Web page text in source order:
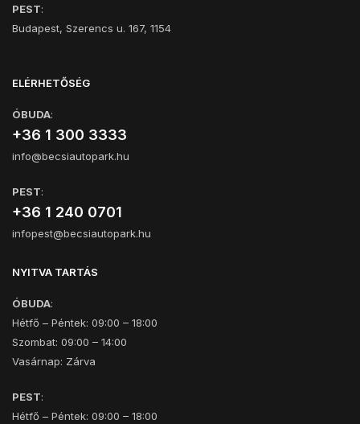
PEST:
Budapest, Szerencs u. 167, 1154
ELÉRHETŐSÉG
ÓBUDA:
+36 1 300 3333
info@becsiautopark.hu
PEST:
+36 1 240 0701
infopest@becsiautopark.hu
NYITVA TARTÁS
ÓBUDA:
Hétfő – Péntek: 09:00 – 18:00
Szombat: 09:00 – 14:00
Vasárnap: Zárva
PEST:
Hétfő – Péntek: 09:00 – 18:00